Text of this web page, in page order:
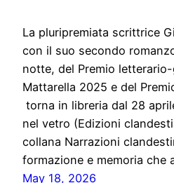
La pluripremiata scrittrice
con il suo secondo
notte, del Premio
Mattarella 2025 e del
torna in libreria dal 28
nel vetro (Edizioni
collana Narrazioni
formazione e memoria che
May 18, 2026